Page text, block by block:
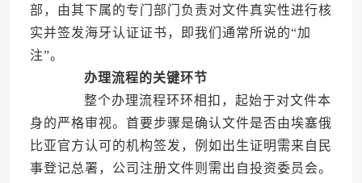
部，由其下属的专门部门负责对文件真实性进行核
实并签发海牙认证证书，即我们通常所说的“加
注”。
办理流程的关键环节
整个办理流程环环相扣，起始于对文件本
身的严格审视。首要步骤是确认文件是否由埃塞俄
比亚官方认可的机构签发，例如出生证明需来自民
事登记总署，公司注册文件则需出自投资委员会。